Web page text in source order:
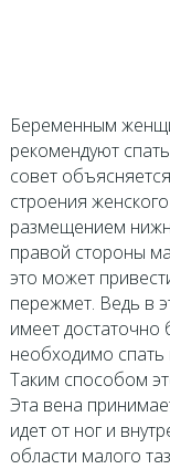
Беременным
рекомендуют
совет
строения
размещением
правой стороны
это может
пережмет. Ведь в
имеет
необходимо
Таким способом
Эта вена
идет от ног и
области малого